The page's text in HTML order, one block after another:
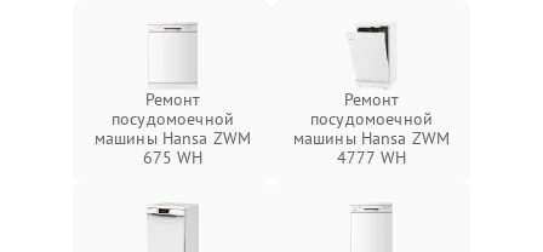
Ремонт
посудомоечной
машины Hansa ZWM
675 WH
Ремонт
посудомоечной
машины Hansa ZWM
4777 WH